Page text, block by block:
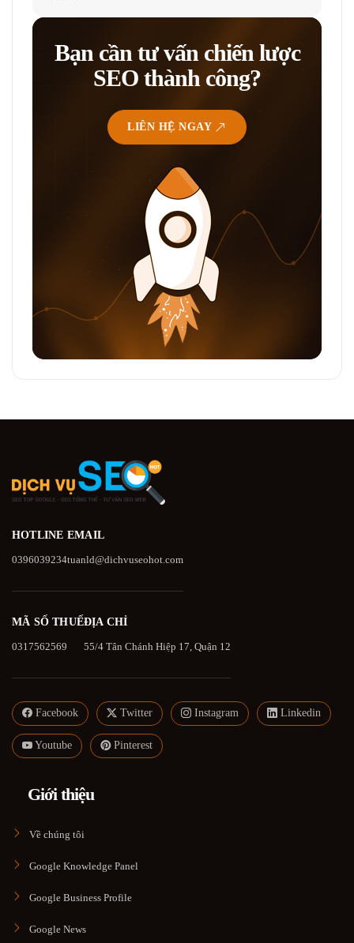
Bạn cần tư vấn chiến lược
SEO thành công?
LIÊN HỆ NGAY
HOTLINE
0396039234
EMAIL
tuanld@dichvuseohot.com
MÃ SỐ THUẾ
0317562569
ĐỊA CHỈ
55/4 Tân Chánh Hiệp 17, Quận 12
Facebook Twitter Instagram Linkedin
Youtube Pinterest
Giới thiệu
Về chúng tôi
Google Knowledge Panel
Google Business Profile
Google News